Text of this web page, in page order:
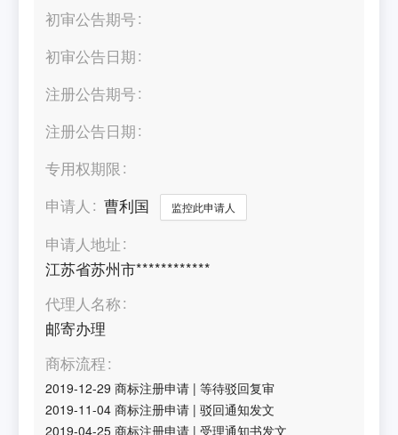
初审公告期号
初审公告日期
注册公告期号
注册公告日期
专用权期限
申请人
曹利国 监控此申请人
申请人地址
江苏省苏州市************
代理人名称
邮寄办理
商标流程
2019-12-29 商标注册申请 |等待驳回复审
2019-11-04 商标注册申请 |驳回通知发文
2019-04-25 商标注册申请 |受理通知书发文